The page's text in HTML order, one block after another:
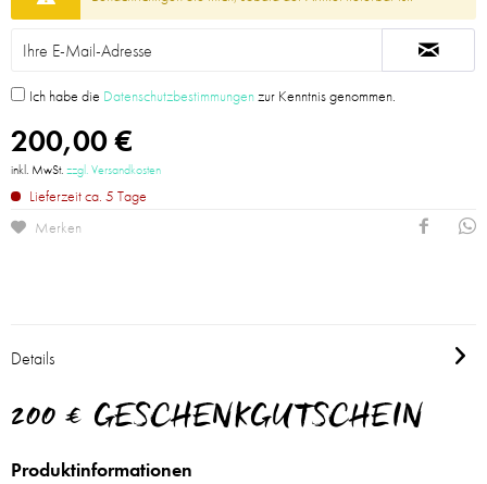
Ich habe die Datenschutzbestimmungenzur Kenntnis genommen.
200,00 €
inkl. MwSt.zzgl. Versandkosten
Lieferzeit ca. 5 Tage
Merken
Details
200 € GESCHENKGUTSCHEIN
Produktinformationen